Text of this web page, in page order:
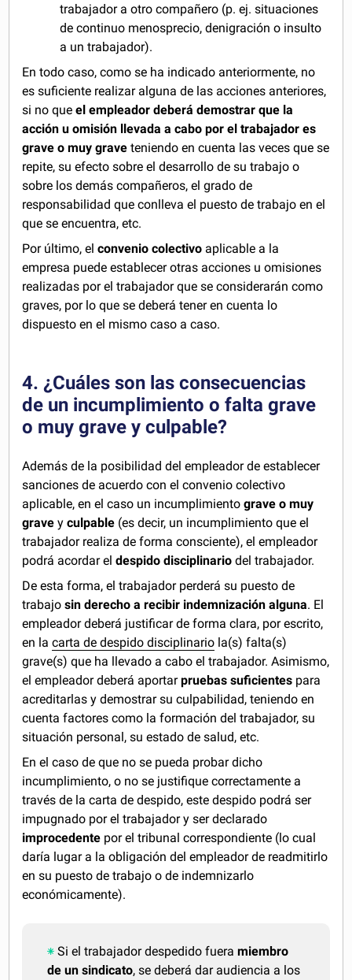
trabajador a otro compañero (p. ej. situaciones
de continuo menosprecio, denigración o insulto
a un trabajador).
En todo caso, como se ha indicado anteriormente, no
es suficiente realizar alguna de las acciones anteriores,
si no queel empleador deberá demostrar que la
acción u omisión llevada a cabo por el trabajador es
grave o muy grave teniendo en cuenta las veces que se
repite, su efecto sobre el desarrollo de su trabajo o
sobre los demás compañeros, el grado de
responsabilidad que conlleva el puesto de trabajo en el
que se encuentra, etc.
Por último, elconvenio colectivo aplicable a la
empresa puede establecer otras acciones u omisiones
realizadas por el trabajador que se considerarán como
graves, por lo que se deberá tener en cuenta lo
dispuesto en el mismo caso a caso.
4. ¿Cuáles son las consecuencias
de un incumplimiento o falta grave
o muy grave y culpable?
Además de la posibilidad del empleador de establecer
sanciones de acuerdo con el convenio colectivo
aplicable, en el caso un incumplimientograve o muy
grave yculpable (es decir, un incumplimiento que el
trabajador realiza de forma consciente), el empleador
podrá acordar eldespido disciplinario del trabajador.
De esta forma, el trabajador perderá su puesto de
trabajosin derecho a recibir indemnización alguna. El
empleador deberá justificar de forma clara, por escrito,
en lacarta de despido disciplinario la(s) falta(s)
grave(s) que ha llevado a cabo el trabajador. Asimismo,
el empleador deberá aportarpruebas suficientes para
acreditarlas y demostrar su culpabilidad, teniendo en
cuenta factores como la formación del trabajador, su
situación personal, su estado de salud, etc.
En el caso de que no se pueda probar dicho
incumplimiento, o no se justifique correctamente a
través de la carta de despido, este despido podrá ser
impugnado por el trabajador y ser declarado
improcedente por el tribunal correspondiente (lo cual
daría lugar a la obligación del empleador de readmitirlo
en su puesto de trabajo o de indemnizarlo
económicamente).
Si el trabajador despedido fueramiembro
de un sindicato, se deberá dar audiencia a los